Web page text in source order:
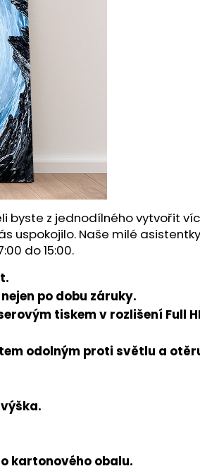
byste z jednodílného vytvořit
uspokojilo. Naše milé
do 15:00.
po dobu záruky.
tiskem v rozlišení Full
odolným proti světlu a
kartonového obalu.